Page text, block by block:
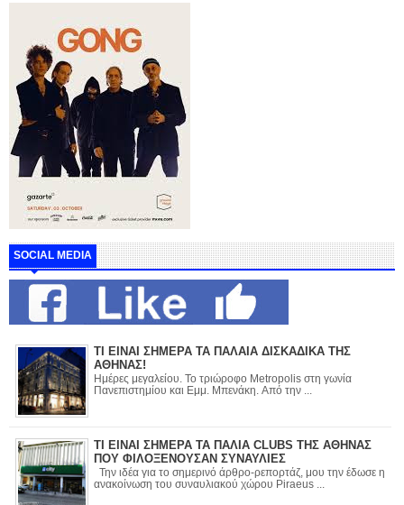
SOCIAL MEDIA
ΤΙ ΕΙΝΑΙ ΣΗΜΕΡΑ ΤΑ ΠΑΛΑΙΑ ΔΙΣΚΑΔΙΚΑ ΤΗΣ
ΑΘΗΝΑΣ!
Ημέρες μεγαλείου. Το τριώροφο Metropolis στη γωνία
Πανεπιστημίου και Εμμ. Μπενάκη. Από την ...
ΤΙ ΕΙΝΑΙ ΣΗΜΕΡΑ ΤΑ ΠΑΛΙΑ CLUBS ΤΗΣ ΑΘΗΝΑΣ
ΠΟΥ ΦΙΛΟΞΕΝΟΥΣΑΝ ΣΥΝΑΥΛΙΕΣ
Την ιδέα για το σημερινό άρθρο-ρεπορτάζ, μου την έδωσε η
ανακοίνωση του συναυλιακού χώρου Piraeus ...